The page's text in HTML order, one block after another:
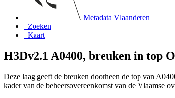
Metadata Vlaanderen
Zoeken
Kaart
H3Dv2.1 A0400, breuken in top
Deze laag geeft de breuken doorheen de top van
kader van de beheersovereenkomst van de Vlaamse